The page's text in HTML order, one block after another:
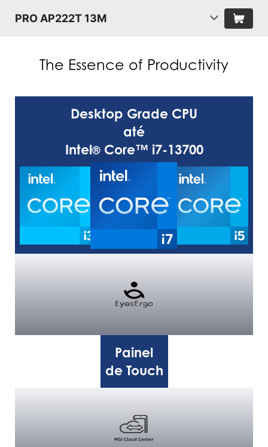
PRO AP222T 13M
The Essence of Productivity
Desktop Grade CPU
até
Intel®Core™ i7-13700
Painel
de Touch